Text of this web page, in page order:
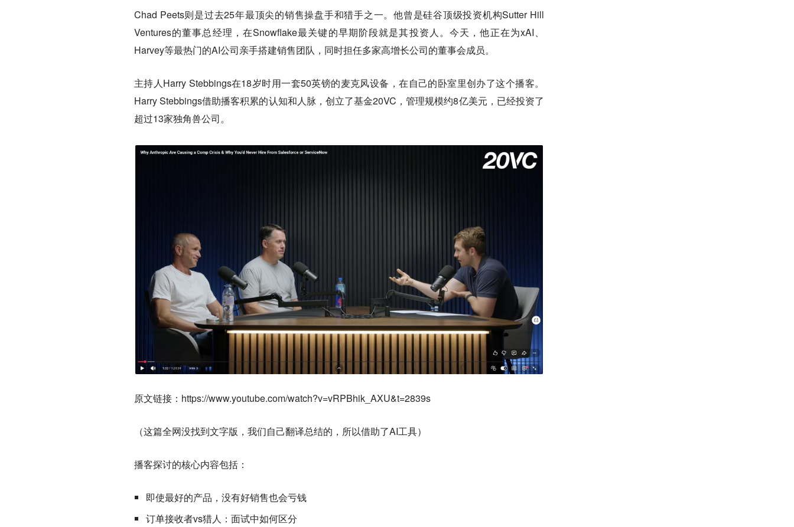
Chad Peets则是过去25年最顶尖的销售操盘手和猎手之一。他曾是硅谷顶级投资机构Sutter Hill
Ventures的董事总经理，在Snowflake最关键的早期阶段就是其投资人。今天，他正在为xAI、
Harvey等最热门的AI公司亲手搭建销售团队，同时担任多家高增长公司的董事会成员。
主持人Harry Stebbings在18岁时用一套50英镑的麦克风设备，在自己的卧室里创办了这个播客。
Harry Stebbings借助播客积累的认知和人脉，创立了基金20VC，管理规模约8亿美元，已经投资了
超过13家独角兽公司。
原文链接：https://www.youtube.com/watch?v=vRPBhik_AXU&t=2839s
（这篇全网没找到文字版，我们自己翻译总结的，所以借助了AI工具）
播客探讨的核心内容包括：
即使最好的产品，没有好销售也会亏钱
订单接收者vs猎人：面试中如何区分